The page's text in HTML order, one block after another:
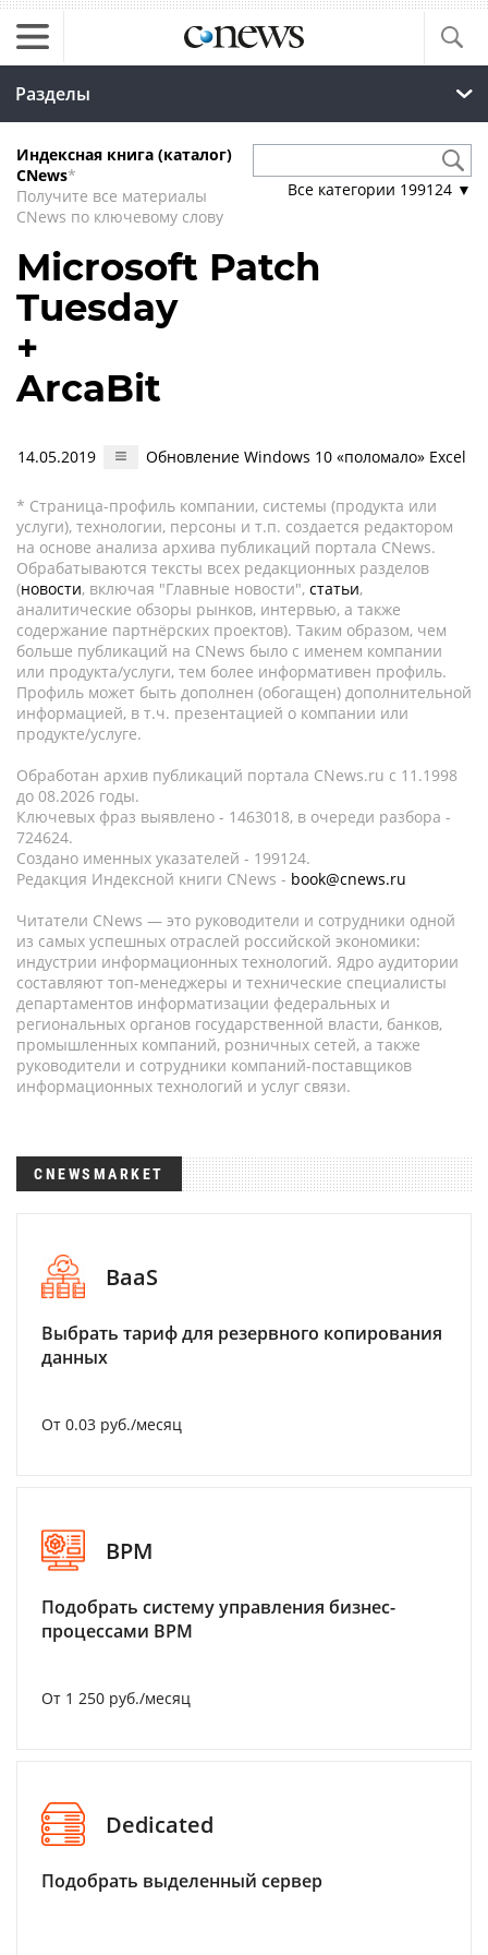
Разделы
Индексная книга (каталог)
CNews*
Получите все материалы
CNews по ключевому слову
Все категории 199124 ▼
Microsoft Patch
Tuesday
+
ArcaBit
14.05.2019 Обновление Windows 10 «поломало» Excel
* Страница-профиль компании, системы (продукта или
услуги), технологии, персоны и т.п. создается редактором
на основе анализа архива публикаций портала CNews.
Обрабатываются тексты всех редакционных разделов
(новости, включая "Главные новости", статьи,
аналитические обзоры рынков, интервью, а также
содержание партнёрских проектов). Таким образом, чем
больше публикаций на CNews было с именем компании
или продукта/услуги, тем более информативен профиль.
Профиль может быть дополнен (обогащен) дополнительной
информацией, в т.ч. презентацией о компании или
продукте/услуге.
Обработан архив публикаций портала CNews.ru c 11.1998
до 08.2026 годы.
Ключевых фраз выявлено - 1463018, в очереди разбора -
724624.
Создано именных указателей - 199124.
Редакция Индексной книги CNews - book@cnews.ru
Читатели CNews — это руководители и сотрудники одной
из самых успешных отраслей российской экономики:
индустрии информационных технологий. Ядро аудитории
составляют топ-менеджеры и технические специалисты
департаментов информатизации федеральных и
региональных органов государственной власти, банков,
промышленных компаний, розничных сетей, а также
руководители и сотрудники компаний-поставщиков
информационных технологий и услуг связи.
CNEWSMARKET
BaaS
Выбрать тариф для резервного копирования
данных
От 0.03 руб./месяц
BPM
Подобрать систему управления бизнес-
процессами BPM
От 1 250 руб./месяц
Dedicated
Подобрать выделенный сервер